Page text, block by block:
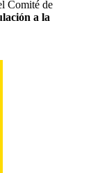
Comité de
a la